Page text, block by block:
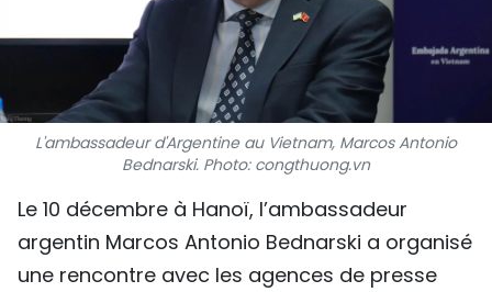
VIDÉO
À PROPOS DU "PEUPLE"
TIẾNG VIỆT
ENGLISH
中文
L'ambassadeur d'Argentine au Vietnam, Marcos Antonio
Bednarski. Photo: congthuong.vn
Le 10 décembre à Hanoï, l’ambassadeur
argentin Marcos Antonio Bednarski a organisé
une rencontre avec les agences de presse